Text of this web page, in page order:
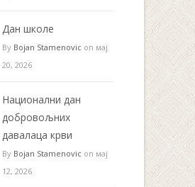
Дан школе
By Bojan Stamenovic on мај
20, 2026
Национални дан
добровољних
давалаца крви
By Bojan Stamenovic on мај
12, 2026